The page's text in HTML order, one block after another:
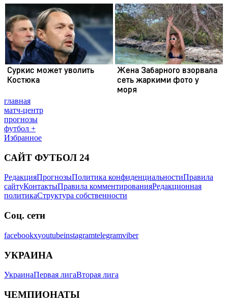
главная
матч-центр
прогнозы
футбол +
Избранное
САЙТ ФУТБОЛ 24
РедакцияПрогнозыПолитика конфиденциальностиПравила
сайтуКонтактыПравила комментированияРедакционная
политикаСтруктура собственности
Соц. сети
facebookxyoutubeinstagramtelegramviber
УКРАИНА
УкраинаПервая лигаВторая лига
ЧЕМПИОНАТЫ